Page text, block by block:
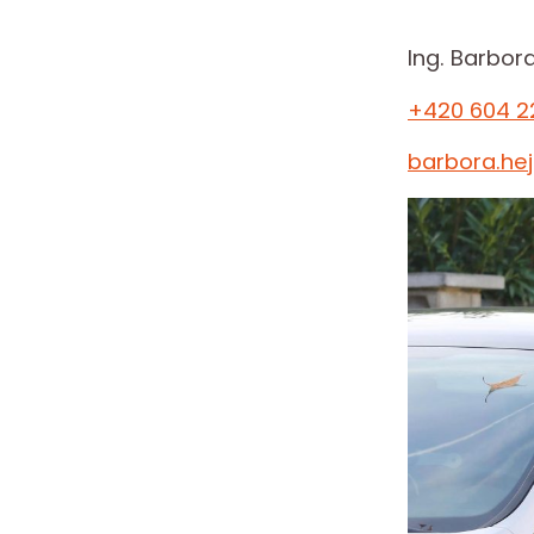
Ing.
+420 604